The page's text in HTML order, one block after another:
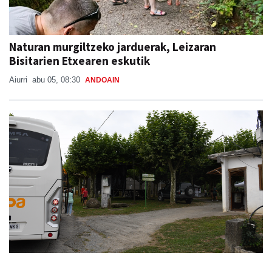
Naturan murgiltzeko jarduerak, Leizaran
Bisitarien Etxearen eskutik
Aiurri abu 05, 08:30 ANDOAIN